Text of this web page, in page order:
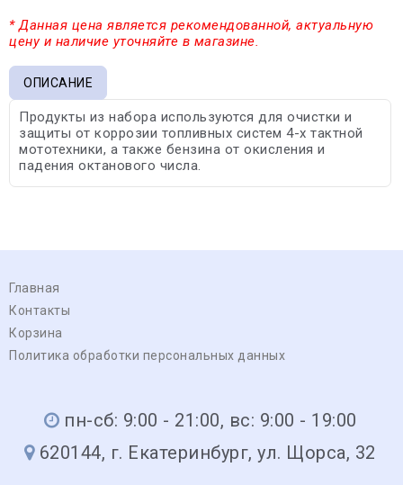
* Данная цена является рекомендованной, актуальную
цену и наличие уточняйте в магазине.
ОПИСАНИЕ
Продукты из набора используются для очистки и
защиты от коррозии топливных систем 4-х тактной
мототехники, а также бензина от окисления и
падения октанового числа.
Главная
Контакты
Корзина
Политика обработки персональных данных
пн-сб: 9:00 - 21:00, вс: 9:00 - 19:00
620144, г. Екатеринбург, ул. Щорса, 32